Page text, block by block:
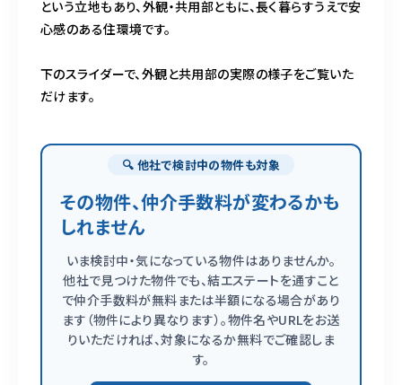
という立地もあり、外観・共用部ともに、長く暮らすうえで安
心感のある住環境です。
下のスライダーで、外観と共用部の実際の様子をご覧いた
だけます。
🔍 他社で検討中の物件も対象
その物件、仲介手数料が変わるかも
しれません
いま検討中・気になっている物件はありませんか。
他社で見つけた物件でも、結エステートを通すこと
で仲介手数料が無料または半額になる場合があり
ます（物件により異なります）。物件名やURLをお送
りいただければ、対象になるか無料でご確認しま
す。